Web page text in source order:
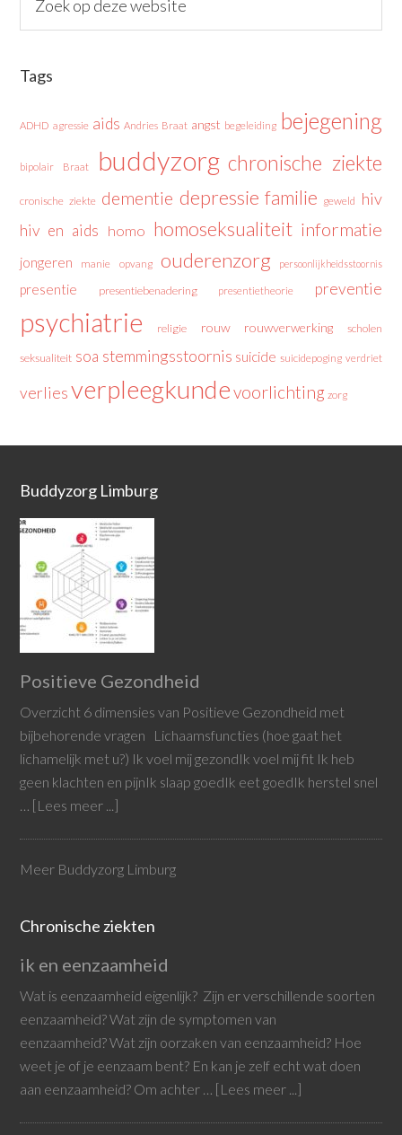
Tags
ADHD agressie aids Andries Braat angst begeleiding bejegening
bipolair Braat buddyzorg chronische ziekte
cronische ziekte dementie depressie familie geweld hiv
hiv en aids homo homoseksualiteit informatie
jongeren manie opvang ouderenzorg persoonlijkheidsstoornis
presentie presentiebenadering presentietheorie preventie
psychiatrie religie rouw rouwverwerking scholen
seksualiteit soa stemmingsstoornis suicide suicidepoging verdriet
verlies verpleegkundevoorlichting zorg
Buddyzorg Limburg
Positieve Gezondheid
Overzicht 6 dimensies van Positieve Gezondheid met
bijbehorende vragen Lichaamsfuncties (hoe gaat het
lichamelijk met u?) Ik voel mij gezondIk voel mij fit Ik heb
geen klachten en pijnIk slaap goedIk eet goedIk herstel snel
… [Lees meer ...]
Meer Buddyzorg Limburg
Chronische ziekten
ik en eenzaamheid
Wat is eenzaamheid eigenlijk? Zijn er verschillende soorten
eenzaamheid? Wat zijn de symptomen van
eenzaamheid? Wat zijn oorzaken van eenzaamheid? Hoe
weet je of je eenzaam bent? En kan je zelf echt wat doen
aan eenzaamheid? Om achter … [Lees meer ...]